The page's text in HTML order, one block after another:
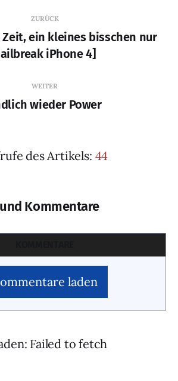
ZURÜCK
ein kleines bisschen nur
iPhone 4]
WEITER
wieder Power
des Artikels: 44
Kommentare
laden
Failed to fetch